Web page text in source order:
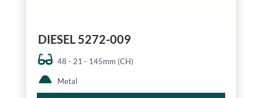
DIESEL 5272-009
48 - 21 - 145mm (CH)
Metal